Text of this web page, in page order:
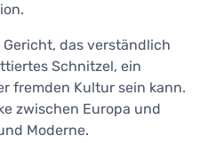
das verständlich
Schnitzel, ein
fremden Kultur sein kann.
zwischen Europa und
Moderne.